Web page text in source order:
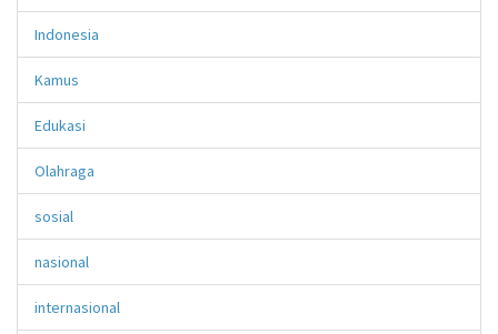
Indonesia
Kamus
Edukasi
Olahraga
sosial
nasional
internasional